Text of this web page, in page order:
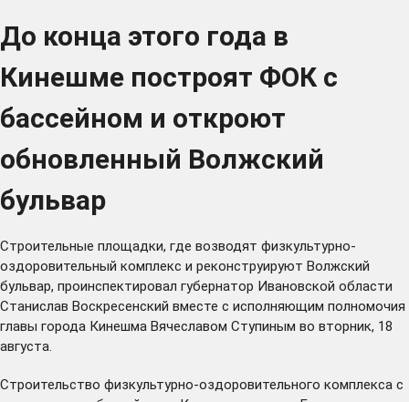
До конца этого года в
Кинешме построят ФОК с
бассейном и откроют
обновленный Волжский
бульвар
Строительные площадки, где возводят физкультурно-
оздоровительный комплекс и реконструируют Волжский
бульвар, проинспектировал губернатор Ивановской области
Станислав Воскресенский вместе с исполняющим полномочия
главы города Кинешма Вячеславом Ступиным во вторник, 18
августа.
Строительство физкультурно-оздоровительного комплекса с